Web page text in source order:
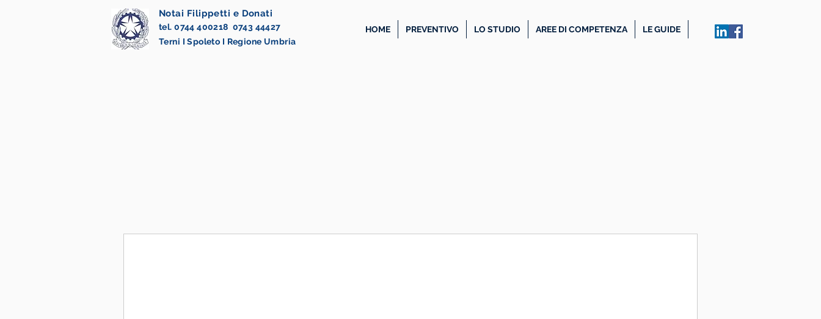
Notai Filippetti e Donati
HOME PREVENTIVO LO STUDIO AREE DI COMPETENZA LE GUIDE
tel. 0744 400218 0743 44427
Terni I Spoleto I Regione Umbria